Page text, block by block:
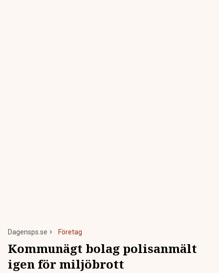
Dagensps.se Företag
Kommunägt bolag polisanmält
igen för miljöbrott